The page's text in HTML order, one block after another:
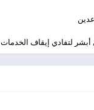
لتفادي إيقاف الخدمات